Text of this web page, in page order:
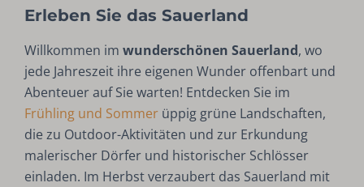
Erleben Sie das Sauerland
Willkommen imwunderschönen Sauerland, wo
jede Jahreszeit ihre eigenen Wunder offenbart und
Abenteuer auf Sie warten! Entdecken Sie im
Frühling und Sommer üppig grüne Landschaften,
die zu Outdoor-Aktivitäten und zur Erkundung
malerischer Dörfer und historischer Schlösser
einladen. Im Herbst verzaubert das Sauerland mit